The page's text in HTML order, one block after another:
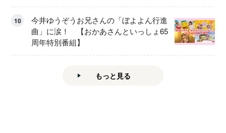
10
今井ゆうぞうお兄さんの「ぼよよん行進
曲」に涙！ 【おかあさんといっしょ65
周年特別番組】
もっと見る